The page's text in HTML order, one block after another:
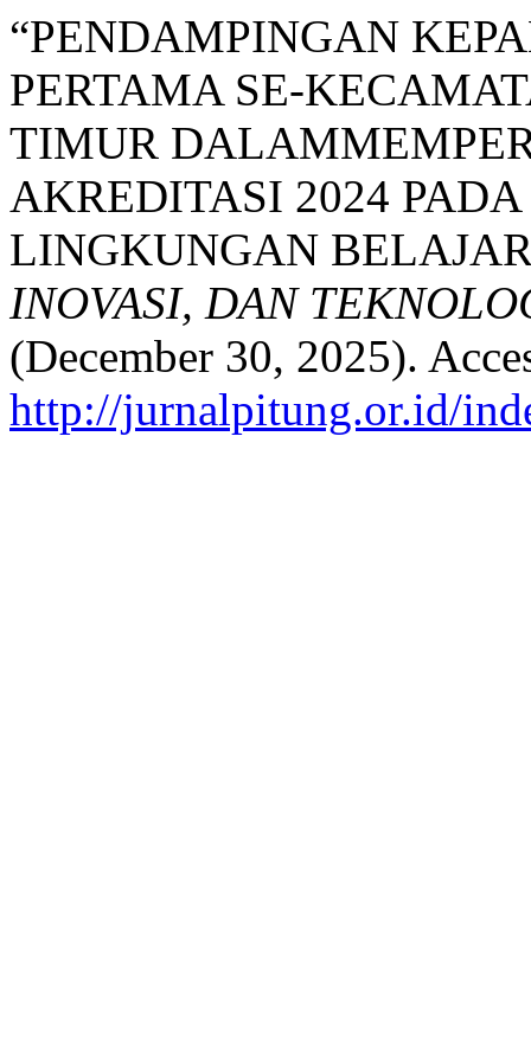
“PENDAMPINGAN
PERTAMA SE-
TIMUR
AKREDITASI 2024
LINGKUNGAN
INOVASI, DAN
(December 30, 2025).
http://jurnalpitung.or.id/